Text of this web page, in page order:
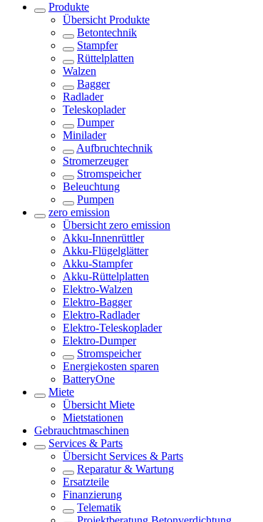
Produkte
Übersicht Produkte
Betontechnik
Stampfer
Rüttelplatten
Walzen
Bagger
Radlader
Teleskoplader
Dumper
Minilader
Aufbruchtechnik
Stromerzeuger
Stromspeicher
Beleuchtung
Pumpen
zero emission
Übersicht zero emission
Akku-Innenrüttler
Akku-Flügelglätter
Akku-Stampfer
Akku-Rüttelplatten
Elektro-Walzen
Elektro-Bagger
Elektro-Radlader
Elektro-Teleskoplader
Elektro-Dumper
Stromspeicher
Energiekosten sparen
BatteryOne
Miete
Übersicht Miete
Mietstationen
Gebrauchtmaschinen
Services & Parts
Übersicht Services & Parts
Reparatur & Wartung
Ersatzteile
Finanzierung
Telematik